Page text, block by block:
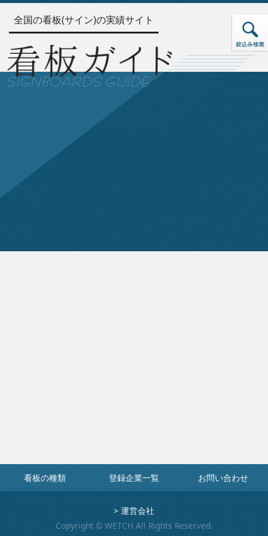
全国の看板(サイン)の実績サイト
看板の種類 登録企業一覧 お問い合わせ
> 運営会社
Copyright © WETCH All Rights Reserved.